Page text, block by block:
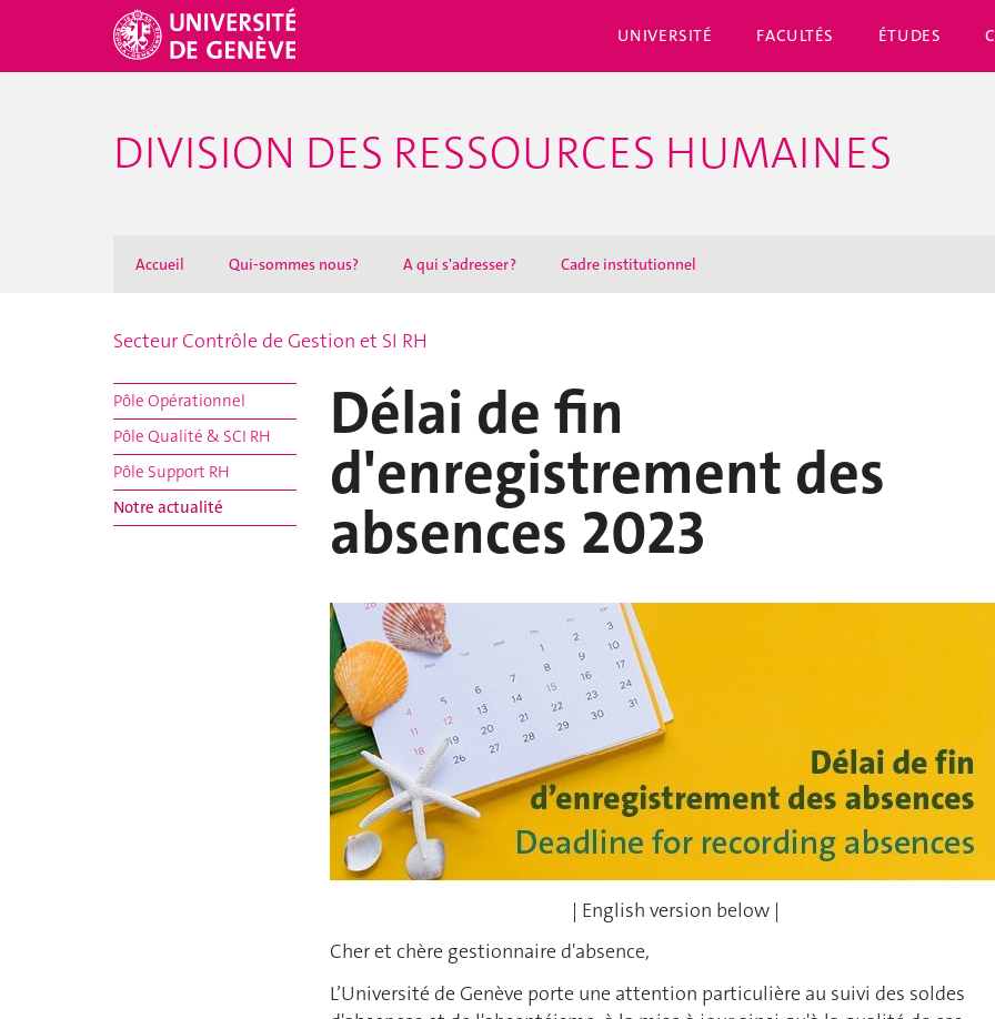
UNIVERSITÉ FACULTÉS ÉTUDES
DIVISION DES RESSOURCES HUMAINES
Accueil Qui-sommes nous? A qui s'adresser ? Cadre institutionnel
Secteur Contrôle de Gestion et SI RH
Pôle Opérationnel
Pôle Qualité & SCI RH
Pôle Support RH
Notre actualité
Délai de fin
d'enregistrement des
absences 2023
| English version below |
Cher et chère gestionnaire d'absence,
L’Université de Genève porte une attention particulière au suivi des soldes